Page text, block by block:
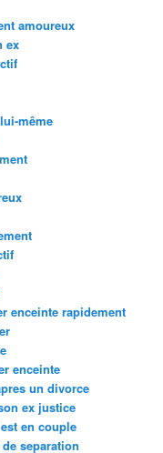
amoureux
ex
même
enceinte rapidement
enceinte
un divorce
ex justice
en couple
separation